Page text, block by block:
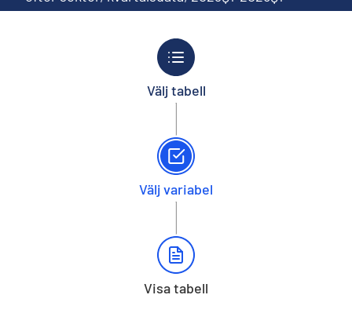
Välj tabell
Välj variabel
Visa tabell